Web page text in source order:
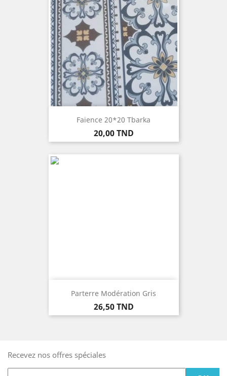
Faience 20*20 Tbarka
Prix
20,00 TND
Parterre Modération Gris
Prix
26,50 TND
Recevez nos offres spéciales